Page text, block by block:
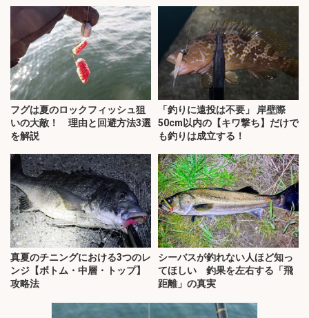
フグは夏のロックフィッシュ狙
いの大敵！ 理由と回避方法3選
を解説
「釣りに遠投は不要」 岸壁際
50cm以内の【キワ撃ち】だけで
も釣りは成立する！
真夏のチニングにおける3つのレ
ンジ【ボトム・中層・トップ】
攻略法
シーバスが釣れない人ほど知っ
てほしい 釣果を左右する「飛
距離」の真実